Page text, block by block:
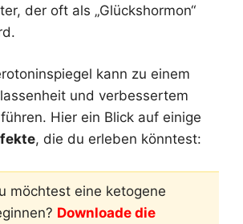
der oft als „Glückshormon“
kann zu einem
und verbessertem
Hier ein Blick auf einige
, die du erleben könntest:
möchtest eine ketogene
Downloade die